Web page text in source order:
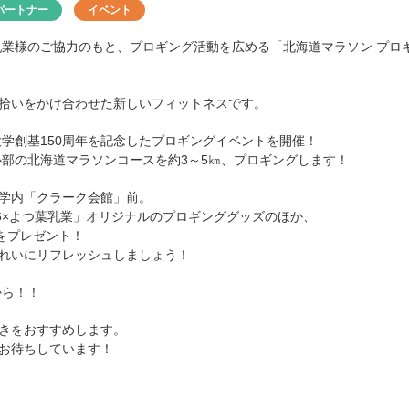
ートナー イベント
様のご協力のもと、プロギング活動を広める「北海道マラソン プ
いをかけ合わせた新しいフィットネスです。
創基150周年を記念したプロギングイベントを開催！
の北海道マラソンコースを約3～5㎞、プロギングします！
内「クラーク会館」前。
つ葉乳業」オリジナルのプロギンググッズのほか、
レゼント！
いにリフレッシュしましょう！
！！
をおすすめします。
待ちしています！